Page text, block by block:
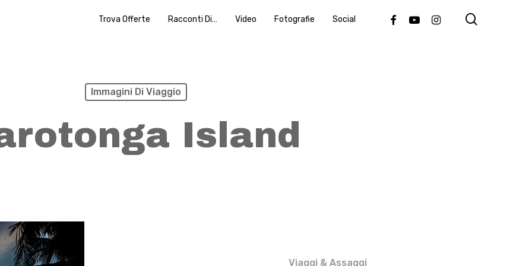
Trova Offerte Racconti Di… Video Fotografie Social FacebookYoutubeInstagram
Immagini Di Viaggio
Island
Viaggi & Assaggi